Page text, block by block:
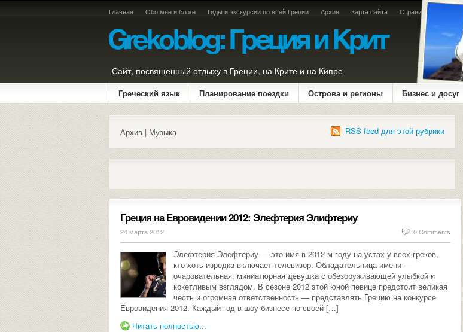
Главная Обо мне и блоге Гиды и экскурсии по всей Греции Архив Карта сайта Страница оплаты
Сайт, посвященный отдыху в Греции, на Крите и на Кипре
Греческий язык Планирование поездки Острова и регионы Бизнес и досуг
Архив | Музыка RSS feed для этой рубрики
Греция на Евровидении 2012: Элефтерия Элифтериу
24 марта 2012 0 Comments
Элефтерия Элефтериу — это имя в 2012-м году на устах у всех греков,
кто хоть изредка включает телевизор. Обладательница имени —
очаровательная, миниатюрная девушка с обезоруживающей улыбкой и
кокетливым взглядом. В сезоне 2012 этой юной певице предстоит великая
честь и огромная ответственность — представлять Грецию на конкурсе
Евровидения 2012. Каждый год в шоу-бизнесе по своей […]
Читать полностью...